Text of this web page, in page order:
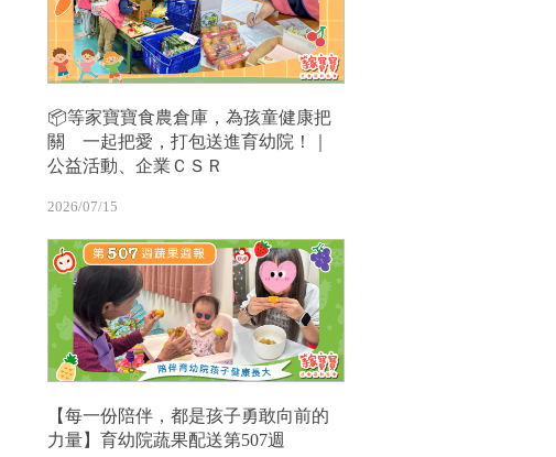
📦等家寶寶食農倉庫，為孩童健康把
關 一起把愛，打包送進育幼院！｜
公益活動、企業ＣＳＲ
2026/07/15
【每一份陪伴，都是孩子勇敢向前的
力量】育幼院蔬果配送第507週